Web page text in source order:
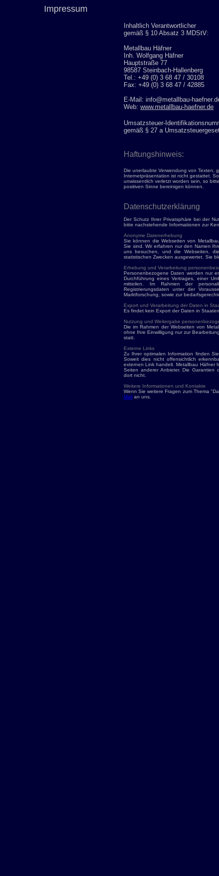
Impressum
Inhaltlich Verantwortlicher
gemäß § 10 Absatz 3 MDStV:
Metallbau Häfner
Inh. Wolfgang Häfner
Hauptstraße 77
98587 Steinbach-Hallenberg
Tel.: +49 (0) 3 68 47 / 30108
Fax: +49 (0) 3 68 47 / 42885
E-Mail: info@metallbau-
Web: www.metallbau-haefner.de
Umsatzsteuer-
gemäß § 27 a
Haftungshinweis:
Die unerlaubte Verwendung von Texten,
Internetpräsentation ist nicht gestattet.
unwissentlich verletzt worden sein, so
positiven Sinne bereinigen können.
Datenschutzerklärung
Der Schutz Ihrer Privatsphäre bei der
bitte nachstehende Informationen zur
Anonyme Datenerhebung
Sie können die Webseiten von
Sie sind. Wir erfahren nur den Namen
uns besuchen, und die Webseiten,
statistischen Zwecken ausgewertet. Sie
Erhebung und Verarbeitung
Personenbezogene Daten werden nur
Durchführung eines Vertrages, einer
mitteilen. Im Rahmen der
Registrierungsdaten unter der
Marktforschung, sowie zur
Export und Verarbeitung der Daten in
Es findet kein Export der Daten in
Nutzung und Weitergabe
Die im Rahmen der Webseiten von
ohne Ihre Einwilligung nur zur
statt.
Externe Links
Zu Ihrer optimalen Information finden
Soweit dies nicht offensichtlich
externen Link handelt. Metallbau Häfner
Seiten anderer Anbieter. Die Garantien
dort nicht.
Weitere Informationen und Kontakte
Wenn Sie weitere Fragen zum Thema
Mail an uns.